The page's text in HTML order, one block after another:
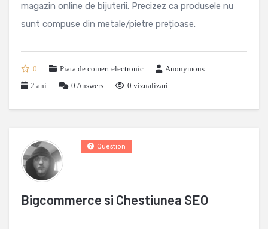
magazin online de bijuterii. Precizez ca produsele nu
sunt compuse din metale/pietre prețioase.
0 Piata de comert electronic
Anonymous
2 ani
0 Answers 0 vizualizari
Bigcommerce si Chestiunea SEO
Question